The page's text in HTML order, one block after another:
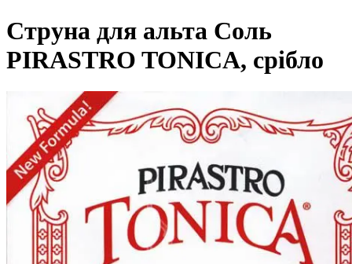
Струна для альта Соль
PIRASTRO TONICA, срібло